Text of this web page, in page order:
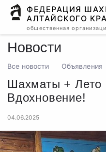
ФЕДЕРАЦИЯ
АЛТАЙСКОГО
общественная
Новости
Все новости Объявления
Шахматы + Лето
Вдохновение!
04.06.2025